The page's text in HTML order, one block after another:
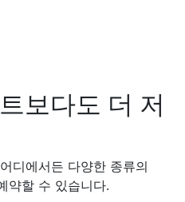
보다도 더 저
디에서든 다양한 종류의
약할 수 있습니다.